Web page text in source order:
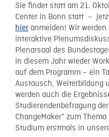
Sie findet statt am 21.
Center in Bonn statt –
hier anmelden! Wir
interaktive
Plenarsaal des
in diesem Jahr wieder
auf dem Programm – ein
Austausch, Weiterbildung
werden auch die
Studierendenbefragung
ChangeMaker“ zum
Studium erstmals in